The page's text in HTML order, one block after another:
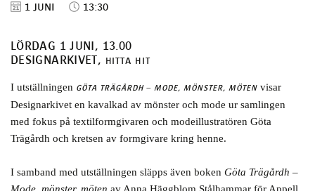
1 JUNI 13:30
LÖRDAG 1 JUNI, 13.00
DESIGNARKIVET, HITTA HIT
I utställningen GÖTA TRÄGÅRDH – MODE, MÖNSTER, MÖTENvisar
Designarkivet en kavalkad av mönster och mode ur samlingen
med fokus på textilformgivaren och modeillustratören Göta
Trägårdh och kretsen av formgivare kring henne.
I samband med utställningen släpps även boken Göta Trägårdh –
Mode, mönster, möten av Anna Häggblom Stålhammar för Appell